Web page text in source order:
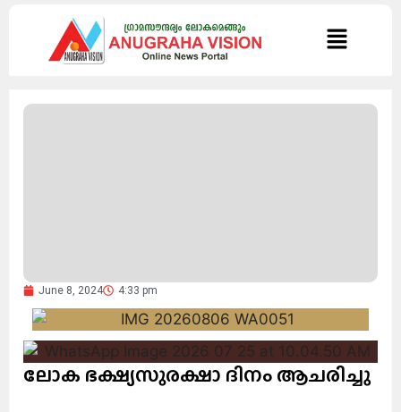
June 8, 2024 4:33 pm
ലോക ഭക്ഷ്യസുരക്ഷാ ദിനം ആചരിച്ചു